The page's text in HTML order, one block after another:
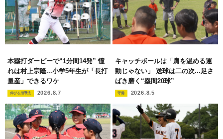
本塁打ダービーで“1分間14発” 憧
れは村上宗隆...小学5年生が「長打
量産」できるワケ
伸びる指導法 2026.8.7
キャッチボールは「肩を温める運
動じゃない」 送球は二の次...足さ
ばき磨く“塁間20球”
守備 2026.8.5